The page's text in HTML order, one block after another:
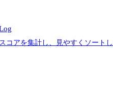
コアを集計し、見やすくソート